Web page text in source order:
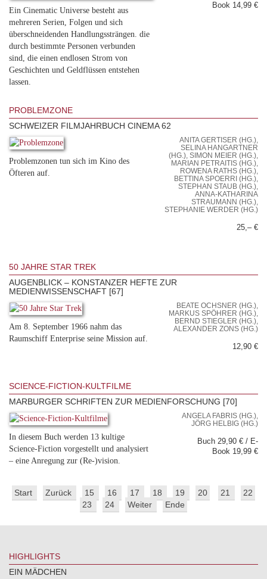
Ein Cinematic Universe besteht aus
mehreren Serien, Folgen und sich
überschneidenden Handlungssträngen. die
durch bestimmte Personen verbunden
sind, die einen endlosen Strom von
Geschichten und Geldflüssen entstehen
lassen.
Book 14,99 €
PROBLEMZONE
SCHWEIZER FILMJAHRBUCH CINEMA 62
Problemzonen tun sich im Kino des
Öfteren auf.
ANITA GERTISER (HG.),
SELINA HANGARTNER
(HG.), SIMON MEIER (HG.),
MARIAN PETRAITIS (HG.),
ROWENA RATHS (HG.),
BETTINA SPOERRI (HG.),
STEPHAN STAUB (HG.),
ANNA-KATHARINA
STRAUMANN (HG.),
STEPHANIE WERDER (HG.)
25,– €
50 JAHRE STAR TREK
AUGENBLICK – KONSTANZER HEFTE ZUR
MEDIENWISSENSCHAFT [67]
Am 8. September 1966 nahm das
Raumschiff Enterprise seine Mission auf.
BEATE OCHSNER (HG.),
MARKUS SPÖHRER (HG.),
BERND STIEGLER (HG.),
ALEXANDER ZONS (HG.)
12,90 €
SCIENCE-FICTION-KULTFILME
MARBURGER SCHRIFTEN ZUR MEDIENFORSCHUNG [70]
In diesem Buch werden 13 kultige
Science-Fiction vorgestellt und analysiert
– eine Anregung zur (Re-)vision.
ANGELA FABRIS (HG.),
JÖRG HELBIG (HG.)
Buch 29,90 € / E-
Book 19,99 €
Start Zurück 15 16 17 18 19 20 21
22
23
24 Weiter Ende
HIGHLIGHTS
EIN MÄDCHEN